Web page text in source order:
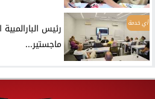
أي خدمة
رئيس
ماجستير...